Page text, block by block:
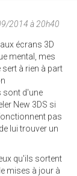
2014 à 20h40
écrans 3D
mental, mes
à rien à part
sont d'une
New 3DS si
pas
lui trouver un
qu'ils sortent
mises à jour à